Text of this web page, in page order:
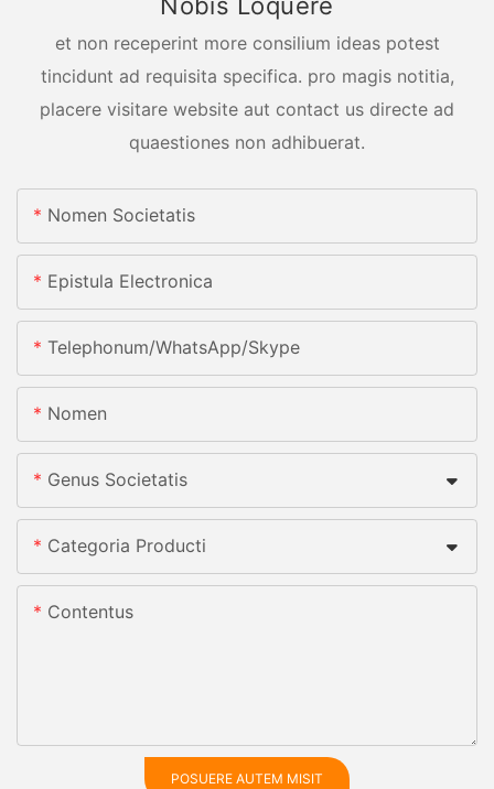
Nobis Loquere
et non receperint more consilium ideas potest
tincidunt ad requisita specifica. pro magis notitia,
placere visitare website aut contact us directe ad
quaestiones non adhibuerat.
Nomen Societatis
Epistula Electronica
Telephonum/whatsApp/skype
Nomen
Genus Societatis
Categoria Producti
Contentus
POSUERE AUTEM MISIT